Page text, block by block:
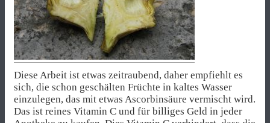
Diese Arbeit ist etwas zeitraubend, daher empfiehlt es
sich, die schon geschälten Früchte in kaltes Wasser
einzulegen, das mit etwas Ascorbinsäure vermischt wird.
Das ist reines Vitamin C und für billiges Geld in jeder